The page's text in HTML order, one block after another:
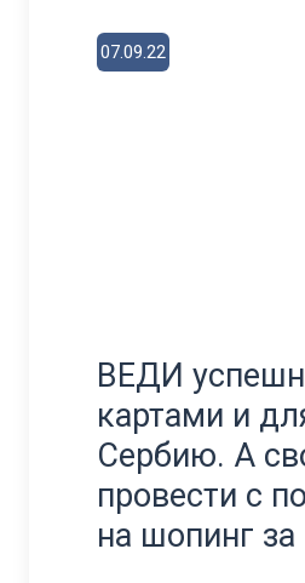
07.09.22
ВЕДИ
картами и
Сербию. А
провести с
на шопинг